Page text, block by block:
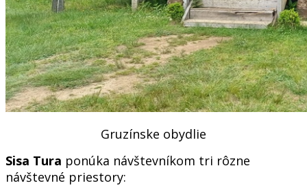
Gruzínske obydlie
Sisa Tura ponúka návštevníkom tri rôzne
návštevné priestory: